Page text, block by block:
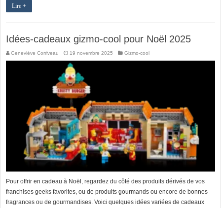
Lire +
Idées-cadeaux gizmo-cool pour Noël 2025
Geneviève Corriveau 19 novembre 2025 Gizmo-cool
Pour offrir en cadeau à Noël, regardez du côté des produits dérivés de vos
franchises geeks favorites, ou de produits gourmands ou encore de bonnes
fragrances ou de gourmandises. Voici quelques idées variées de cadeaux